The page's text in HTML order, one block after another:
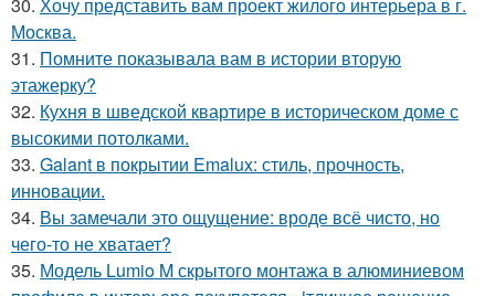
Москва.
31. Помните показывала вам в истории вторую
этажерку?
32. Кухня в шведской квартире в историческом доме с
высокими потолками.
33. Galant в покрытии Emalux: стиль, прочность,
инновации.
34. Вы замечали это ощущение: вроде всё чисто, но
чего-то не хватает?
35. Модель Lumio M скрытого монтажа в алюминиевом